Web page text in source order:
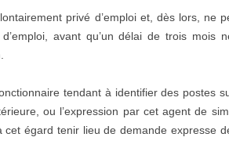
privé d’emploi et, dès lors, ne
avant qu’un délai de trois mois
tendant à identifier des postes
ou l’expression par cet agent de
égard tenir lieu de demande expresse